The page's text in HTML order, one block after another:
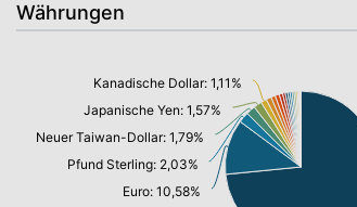
Währungen
Euro: 10,58%
Pfund Sterling: 2,03%
Neuer Taiwan-Dollar: 1,79%
Japanische Yen: 1,57%
Kanadische Dollar: 1,11%